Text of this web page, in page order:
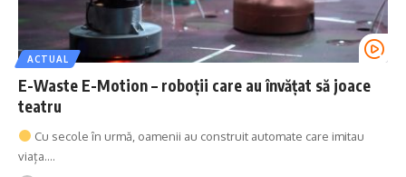
ACTUAL
E-Waste E-Motion – roboții care au învățat să joace
teatru
Cu secole în urmă, oamenii au construit automate care imitau
viața.…